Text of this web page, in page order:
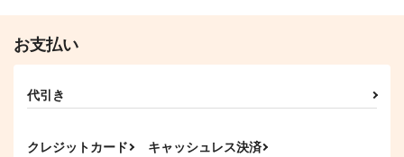
お支払い
代引き
クレジットカード キャッシュレス決済